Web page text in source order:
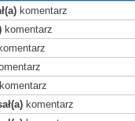
komentarz
komentarz
komentarz
komentarz
komentarz